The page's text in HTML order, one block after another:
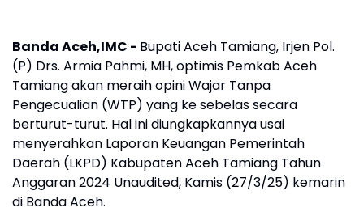
Banda Aceh,IMC - Bupati Aceh Tamiang, Irjen Pol.
(P) Drs. Armia Pahmi, MH, optimis Pemkab Aceh
Tamiang akan meraih opini Wajar Tanpa
Pengecualian (WTP) yang ke sebelas secara
berturut-turut. Hal ini diungkapkannya usai
menyerahkan Laporan Keuangan Pemerintah
Daerah (LKPD) Kabupaten Aceh Tamiang Tahun
Anggaran 2024 Unaudited, Kamis (27/3/25) kemarin
di Banda Aceh.